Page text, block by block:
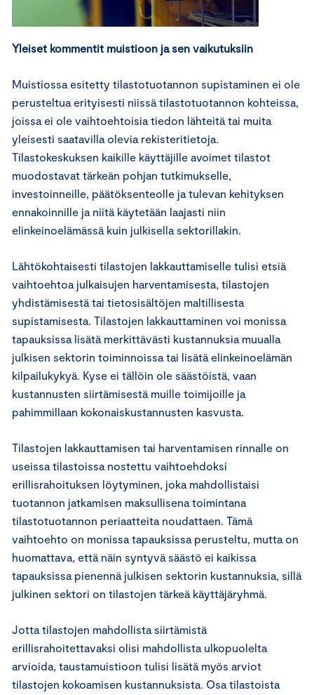
Yleiset kommentit muistioon ja sen vaikutuksiin
Muistiossa esitetty tilastotuotannon supistaminen ei ole
perusteltua erityisesti niissä tilastotuotannon kohteissa,
joissa ei ole vaihtoehtoisia tiedon lähteitä tai muita
yleisesti saatavilla olevia rekisteritietoja.
Tilastokeskuksen kaikille käyttäjille avoimet tilastot
muodostavat tärkeän pohjan tutkimukselle,
investoinneille, päätöksenteolle ja tulevan kehityksen
ennakoinnille ja niitä käytetään laajasti niin
elinkeinoelämässä kuin julkisella sektorillakin.
Lähtökohtaisesti tilastojen lakkauttamiselle tulisi etsiä
vaihtoehtoa julkaisujen harventamisesta, tilastojen
yhdistämisestä tai tietosisältöjen maltillisesta
supistamisesta. Tilastojen lakkauttaminen voi monissa
tapauksissa lisätä merkittävästi kustannuksia muualla
julkisen sektorin toiminnoissa tai lisätä elinkeinoelämän
kilpailukykyä. Kyse ei tällöin ole säästöistä, vaan
kustannusten siirtämisestä muille toimijoille ja
pahimmillaan kokonaiskustannusten kasvusta.
Tilastojen lakkauttamisen tai harventamisen rinnalle on
useissa tilastoissa nostettu vaihtoehdoksi
erillisrahoituksen löytyminen, joka mahdollistaisi
tuotannon jatkamisen maksullisena toimintana
tilastotuotannon periaatteita noudattaen. Tämä
vaihtoehto on monissa tapauksissa perusteltu, mutta on
huomattava, että näin syntyvä säästö ei kaikissa
tapauksissa pienennä julkisen sektorin kustannuksia, sillä
julkinen sektori on tilastojen tärkeä käyttäjäryhmä.
Jotta tilastojen mahdollista siirtämistä
erillisrahoitettavaksi olisi mahdollista ulkopuolelta
arvioida, taustamuistioon tulisi lisätä myös arviot
tilastojen kokoamisen kustannuksista. Osa tilastoista